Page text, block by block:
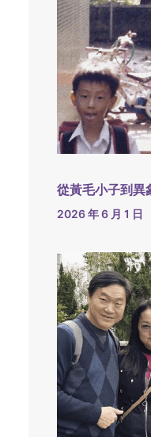
從黃毛小子到異
2026 年 6 月 1 日